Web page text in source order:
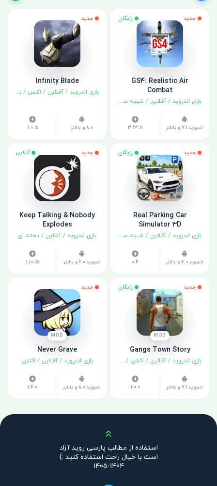
جدید رایگان
GS4: Realistic Air
Combat
بازی اندروید / آفلاین / شبیه سازی
اندروید 7.1 و بالاتر 3.63.11
جدید
Infinity Blade
بازی اندروید / آفلاین / اکشن / بهترین‌ها
8.0 و بالاتر 1.0.5
جدید رایگان
Real Parking Car
Simulator 3D
بازی اندروید / آفلاین / شبیه سازی
اندروید 7.0 و بالاتر 0.4
جدید آنلاین
Keep Talking & Nobody
Explodes
بازی اندروید / آنلاین / تخته ای
اندروید 6.0 و بالاتر 1.10.15
جدید رایگان
MOD
Gangs Town Story
بازی اندروید / آفلاین / اکشن / ماجراجویی
اندروید 7.1 و بالاتر 1.0.0
جدید
MOD
Never Grave
بازی اندروید /آفلاین / اکشن
اندروید 8.0 و بالاتر 1.4.0
بالا
استفاده از مطالب پارسی روید آزاد
است با خیال راحت استفاده کنید :)
1404-1405